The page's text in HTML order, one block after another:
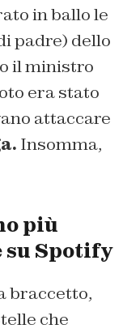
in ballo le
padre) dello
il ministro
era stato
attaccare
Insomma,
più
su Spotify
braccetto,
che